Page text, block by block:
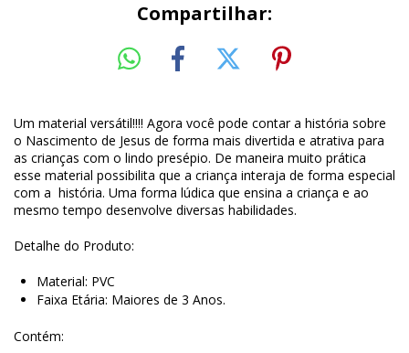
Compartilhar:
Um material versátil!!!! Agora você pode contar a história sobre
o Nascimento de Jesus de forma mais divertida e atrativa para
as crianças com o lindo presépio. De maneira muito prática
esse material possibilita que a criança interaja de forma especial
com a história. Uma forma lúdica que ensina a criança e ao
mesmo tempo desenvolve diversas habilidades.
Detalhe do Produto:
Material: PVC
Faixa Etária: Maiores de 3 Anos.
Contém: